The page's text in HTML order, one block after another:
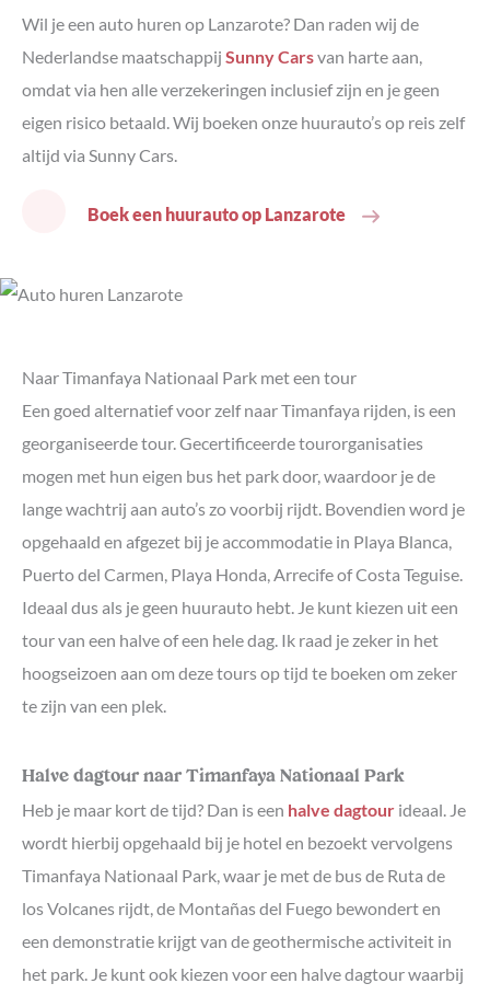
Wil je een auto huren op Lanzarote? Dan raden wij de
Nederlandse maatschappij Sunny Carsvan harte aan,
omdat via hen alle verzekeringen inclusief zijn en je geen
eigen risico betaald. Wij boeken onze huurauto’s op reis zelf
altijd via Sunny Cars.
Boek een huurauto op Lanzarote
Naar Timanfaya Nationaal Park met een tour
Een goed alternatief voor zelf naar Timanfaya rijden, is een
georganiseerde tour. Gecertificeerde tourorganisaties
mogen met hun eigen bus het park door, waardoor je de
lange wachtrij aan auto’s zo voorbij rijdt. Bovendien word je
opgehaald en afgezet bij je accommodatie in Playa Blanca,
Puerto del Carmen, Playa Honda, Arrecife of Costa Teguise.
Ideaal dus als je geen huurauto hebt. Je kunt kiezen uit een
tour van een halve of een hele dag. Ik raad je zeker in het
hoogseizoen aan om deze tours op tijd te boeken om zeker
te zijn van een plek.
Halve dagtour naar Timanfaya Nationaal Park
Heb je maar kort de tijd? Dan is een halve dagtour ideaal. Je
wordt hierbij opgehaald bij je hotel en bezoekt vervolgens
Timanfaya Nationaal Park, waar je met de bus de Ruta de
los Volcanes rijdt, de Montañas del Fuego bewondert en
een demonstratie krijgt van de geothermische activiteit in
het park. Je kunt ook kiezen voor een halve dagtour waarbij